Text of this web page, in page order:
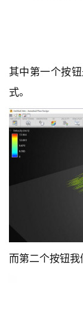
其中第一个按
式。
而第二个按钮